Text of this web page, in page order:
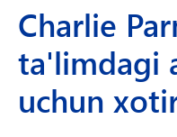
Charlie
ta'limdagi
uchun